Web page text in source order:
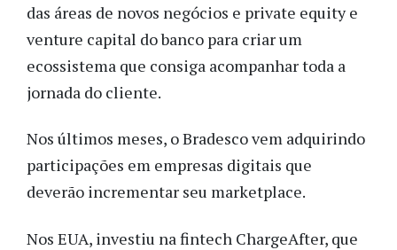
das áreas de novos negócios e private equity e
venture capital do banco para criar um
ecossistema que consiga acompanhar toda a
jornada do cliente.
Nos últimos meses, o Bradesco vem adquirindo
participações em empresas digitais que
deverão incrementar seu marketplace.
Nos EUA, investiu na fintech ChargeAfter, que